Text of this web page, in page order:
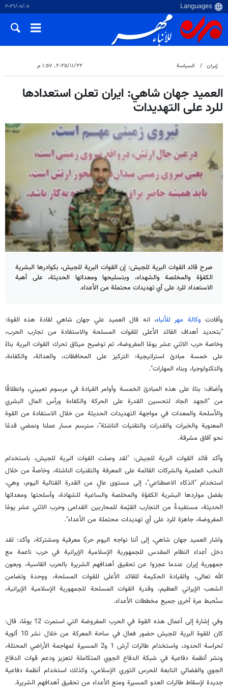
٠٨‏/٠٨‏/٢٠٢٦
إيران السياسة ٢٢‏/١١‏/٢٠٢٥، ١:٥٧ م
العميد جهان شاهي: ايران تعلن استعدادها
للرد على التهديدات
صرح قائد القوات البرية للجيش: إن القوات البرية للجيش، بكوادرها البشرية
الكفؤة والمخلصة والشهداء، وبتسليحها ومعداتها الحديثة، على أهبة
الاستعداد للرد على أي تهديدات محتملة من الأعداء.
وأفادت وكالة مهر للأنباء، انه قال العميد علي جهان شاهي لقادة هذه القوة:
"بتحديد أهداف القائد الأعلى للقوات المسلحة والاستفادة من تجارب الحرب،
وخاصة حرب الاثني عشر يومًا المفروضة، تم توضيح ميثاق تحرك القوات البرية بناءً
على خمسة مبادئ استراتيجية: التركيز على المحافظات، والعدالة، والكفاءة،
والتكنولوجيا، وبناء المهارات".
وأضاف: بناءً على هذه المبادئ الخمسة وأوامر القيادة في مرسوم تعييني، وانطلاقًا
من "الجهد الجاد لتحسين القدرة على الحركة والكفاءة ورأس المال البشري
والأسلحة والمعدات في مواجهة التهديدات الحديثة من خلال الاستفادة من القوة
المعنوية والخبرات والقدرات والتقنيات الناشئة"، سنرسم مسار عملنا ونمضي قدمًا
نحو آفاق مشرقة.
وأكد قائد القوات البرية للجيش: "لقد وصلت القوات البرية للجيش، باستخدام
النخب العلمية والشركات القائمة على المعرفة والتقنيات الناشئة، وخاصةً من خلال
استخدام "الذكاء الاصطناعي"، إلى مستوى عالٍ من القدرة القتالية اليوم، وهي،
بفضل مواردها البشرية الكفؤة والمخلصة والساعية للشهادة، وأسلحتها ومعداتها
الحديثة، مستفيدةً من التجارب القيّمة للمحاربين القدامى وحرب الاثني عشر يومًا
المفروضة، جاهزة للرد على أي تهديدات محتملة من الأعداء".
واشار العميد جهان شاهي، إلى أننا نواجه اليوم حربًا معرفية ومشتركة، وأكد: لقد
دخل أعداء النظام المقدس للجمهورية الإسلامية الإيرانية في حرب ناعمة مع
جمهورية إيران عندما عجزوا عن تحقيق أهدافهم الشريرة بالحرب القاسية، وبعون
الله تعالى، والقيادة الحكيمة للقائد الأعلى للقوات المسلحة، ووحدة وتضامن
الشعب الإيراني العظيم، وقدرة القوات المسلحة للجمهورية الإسلامية الإيرانية،
سنُحبط مرة أخرى جميع مخططات الأعداء.
وفي إشارة إلى أعمال هذه القوة في الحرب المفروضة التي استمرت 12 يومًا، قال:
كان للقوة البرية للجيش حضور فعال في ساحة المعركة من خلال نشر 10 ألوية
لحراسة الحدود، واستخدام طائرات آرش 1 و2 المسيرة لمهاجمة الأراضي المحتلة،
ونشر أنظمة دفاعية في شبكة الدفاع الجوي المتكاملة لتعزيز ودعم قوات الدفاع
الجوي والفضائي التابعة للحرس الثوري الإسلامي، وكذلك استخدام أنظمة دفاعية
جديدة لإسقاط طائرات العدو المسيرة ومنع الأعداء من تحقيق أهدافهم الشريرة.